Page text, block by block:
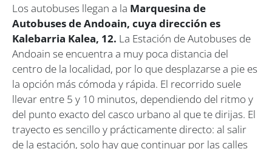
Los autobuses llegan a la Marquesina de
Autobuses de Andoain, cuya dirección es
Kalebarria Kalea, 12. La Estación de Autobuses de
Andoain se encuentra a muy poca distancia del
centro de la localidad, por lo que desplazarse a pie es
la opción más cómoda y rápida. El recorrido suele
llevar entre 5 y 10 minutos, dependiendo del ritmo y
del punto exacto del casco urbano al que te dirijas. El
trayecto es sencillo y prácticamente directo: al salir
de la estación, solo hay que continuar por las calles